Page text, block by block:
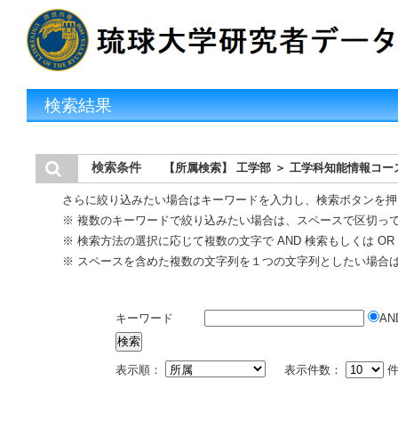
検索結果
検索条件 【所属検索】 工学部 ＞ 工学科知能情報コー
さらに絞り込みたい場合はキーワードを入力し、検索ボタンを
※ 複数のキーワードで絞り込みたい場合は、スペースで区切っ
※ 検索方法の選択に応じて複数の文字で AND 検索もしくは
※ スペースを含めた複数の文字列を１つの文字列としたい場合
キーワード
表示順： 表示件数：